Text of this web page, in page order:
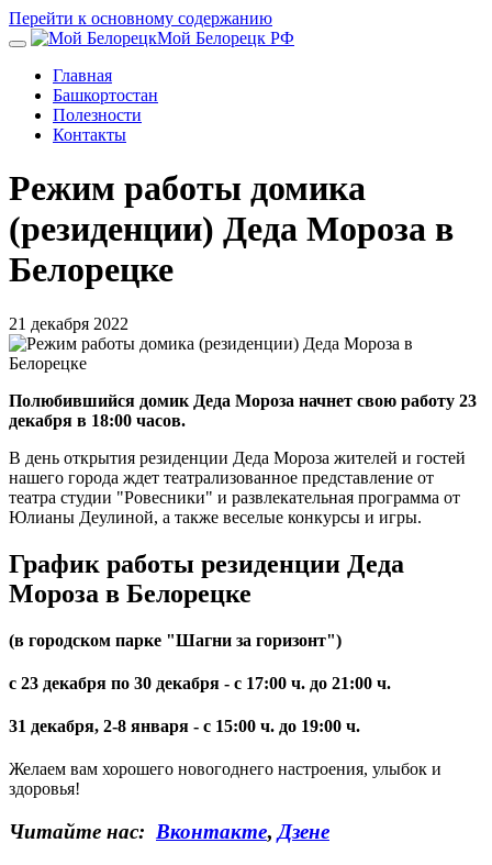
Перейти к основному содержанию
Мой Белорецк РФ
Главная
Башкортостан
Полезности
Контакты
Режим работы домика
(резиденции) Деда Мороза в
Белорецке
21 декабря 2022
Полюбившийся домик Деда Мороза начнет свою работу 23
декабря в 18:00 часов.
В день открытия резиденции Деда Мороза жителей и гостей
нашего города ждет театрализованное представление от
театра студии "Ровесники" и развлекательная программа от
Юлианы Деулиной, а также веселые конкурсы и игры.
График работы резиденции Деда
Мороза в Белорецке
(в городском парке "Шагни за горизонт")
с 23 декабря по 30 декабря - с 17:00 ч. до 21:00 ч.
31 декабря, 2-8 января - с 15:00 ч. до 19:00 ч.
Желаем вам хорошего новогоднего настроения, улыбок и
здоровья!
Читайте нас: Вконтакте,Дзене